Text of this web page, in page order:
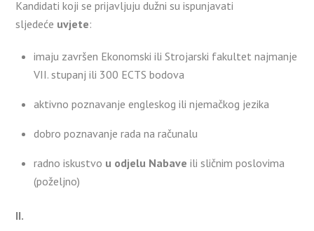
Kandidati koji se prijavljuju dužni su ispunjavati
sljedeće uvjete:
imaju završen Ekonomski ili Strojarski fakultet najmanje
VII. stupanj ili 300 ECTS bodova
aktivno poznavanje engleskog ili njemačkog jezika
dobro poznavanje rada na računalu
radno iskustvo u odjelu Nabave ili sličnim poslovima
(poželjno)
II.